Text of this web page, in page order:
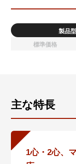
製品
標準価格
主な特長
1心・2心、